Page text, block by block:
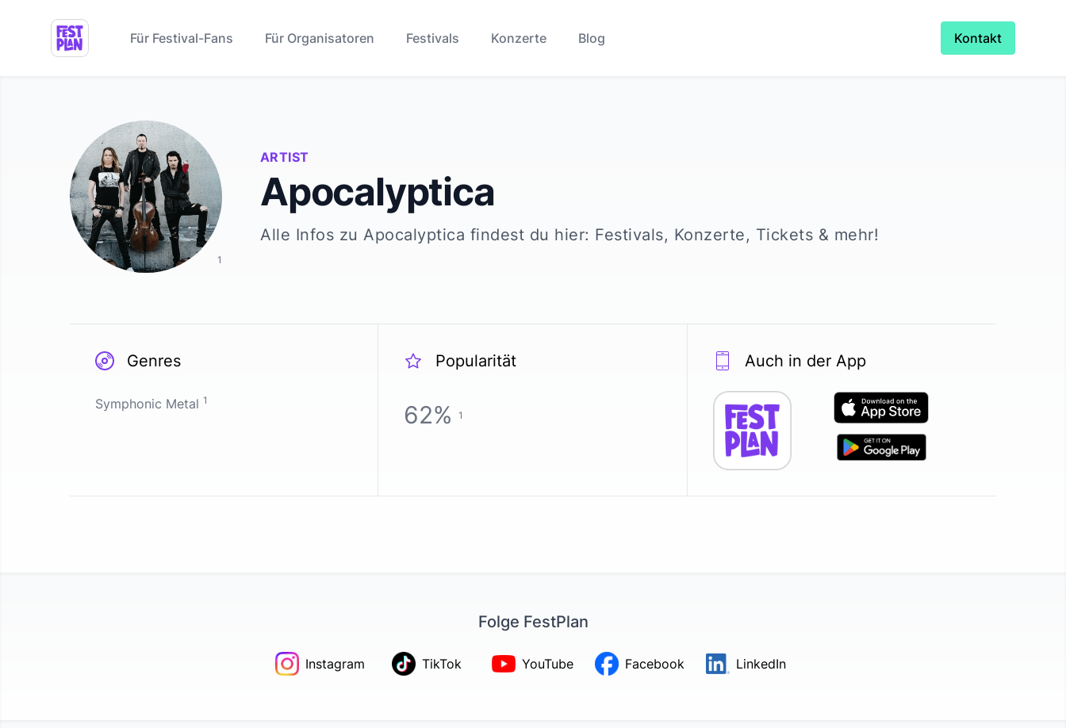
Für Festival-Fans Für Organisatoren Festivals Konzerte Blog Kontakt
ARTIST
Apocalyptica
Alle Infos zu Apocalyptica findest du hier: Festivals, Konzerte, Tickets & mehr!
1
Genres
Symphonic Metal 1
Popularität
62% 1
Auch in der App
Folge FestPlan
Instagram TikTok YouTube Facebook LinkedIn